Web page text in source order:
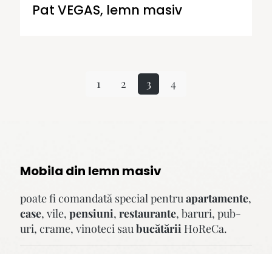
Pat VEGAS, lemn masiv
1 2 3 4
Mobila din lemn masiv
poate fi comandată special pentru apartamente,
case, vile, pensiuni, restaurante, baruri, pub-
uri, crame, vinoteci sau bucătării HoReCa.